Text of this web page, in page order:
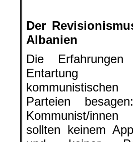
Der
Albanien
Die Erfahrungen
Entartung
kommunistischen
Parteien
Kommunist/innen
sollten keinem